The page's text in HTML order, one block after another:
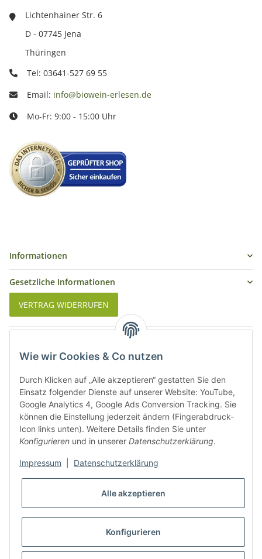
Wie wir Cookies & Co nutzen
Durch Klicken auf „Alle akzeptieren“ gestatten Sie den
Einsatz folgender Dienste auf unserer Website: YouTube,
Google Analytics 4, Google Ads Conversion Tracking. Sie
können die Einstellung jederzeit ändern (Fingerabdruck-
Icon links unten). Weitere Details finden Sie unter
Konfigurieren und in unserer Datenschutzerklärung.
Impressum Datenschutzerklärung
Alle akzeptieren
Konfigurieren
Lichtenhainer Str. 6
D - 07745 Jena
Thüringen
Tel: 03641-527 69 55
Email: info@biowein-erlesen.de
Mo-Fr: 9:00 - 15:00 Uhr
Informationen
Gesetzliche Informationen
VERTRAG WIDERRUFEN
Weinbauregionen und Weinbaugebiete in Österreich
Weiße Rebsorten
Rote Rebsorten
* Alle Preise inkl. gesetzlicher USt., zzgl.Versand